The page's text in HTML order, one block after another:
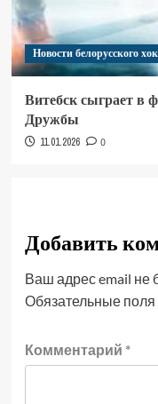
Новости белорусского
Витебск сыграет в
Дружбы
11.01.2026 0
Добавить
Ваш адрес email не
Обязательные
Комментарий *